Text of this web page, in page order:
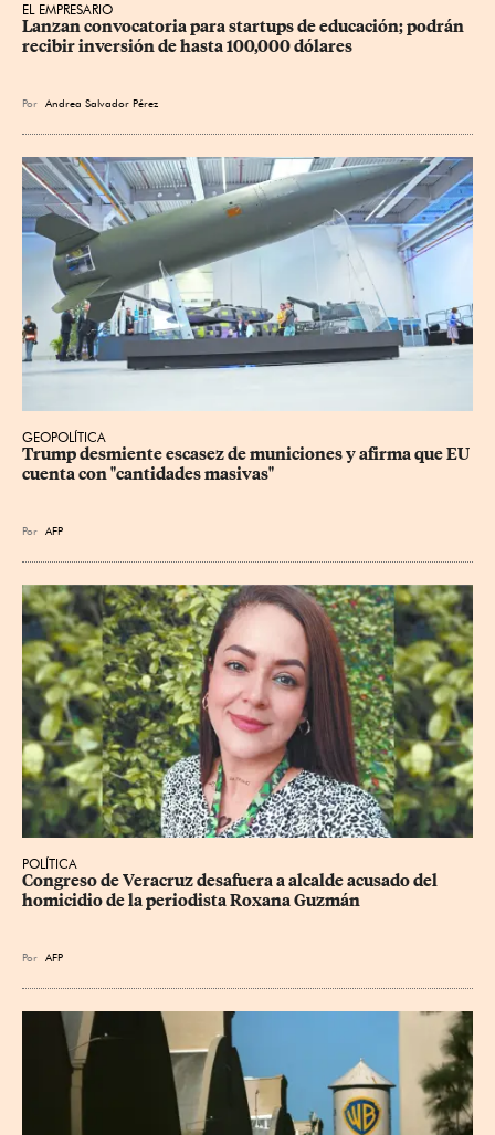
EL EMPRESARIO
Lanzan convocatoria para startups de educación; podrán
recibir inversión de hasta 100,000 dólares
Por Andrea Salvador Pérez
GEOPOLÍTICA
Trump desmiente escasez de municiones y afirma que EU
cuenta con "cantidades masivas"
Por AFP
POLÍTICA
Congreso de Veracruz desafuera a alcalde acusado del
homicidio de la periodista Roxana Guzmán
Por AFP